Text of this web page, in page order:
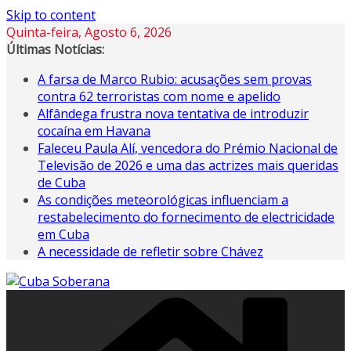
Skip to content
Quinta-feira, Agosto 6, 2026
Últimas Notícias:
A farsa de Marco Rubio: acusações sem provas
contra 62 terroristas com nome e apelido
Alfândega frustra nova tentativa de introduzir
cocaína em Havana
Faleceu Paula Alí, vencedora do Prémio Nacional de
Televisão de 2026 e uma das actrizes mais queridas
de Cuba
As condições meteorológicas influenciam a
restabelecimento do fornecimento de electricidade
em Cuba
A necessidade de refletir sobre Chávez